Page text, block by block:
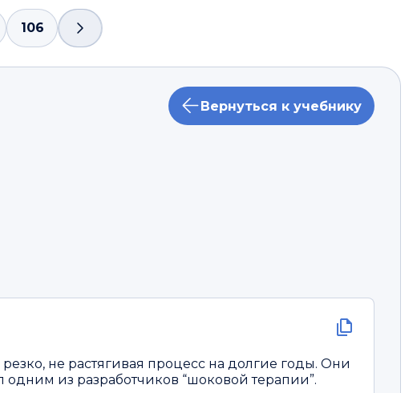
106
Вернуться к учебнику
не растягивая процесс на долгие годы. Они
из разработчиков “шоковой терапии”.